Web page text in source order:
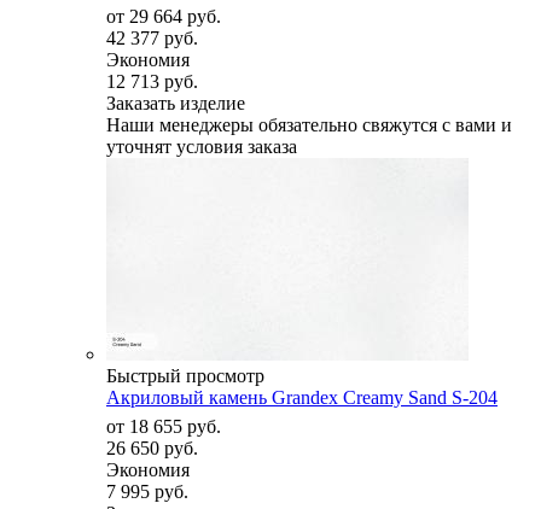
от 29 664 руб.
42 377 руб.
Экономия
12 713 руб.
Заказать изделие
Наши менеджеры обязательно свяжутся с вами и
уточнят условия заказа
Быстрый просмотр
Акриловый камень Grandex Creamy Sand S-204
от 18 655 руб.
26 650 руб.
Экономия
7 995 руб.